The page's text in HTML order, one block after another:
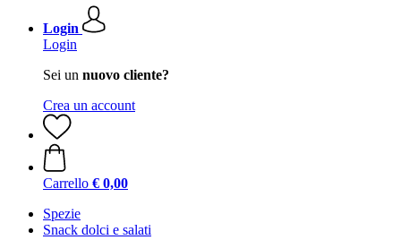
Login
Login
Sei un nuovo cliente?
Crea un account
Carrello € 0,00
Spezie
Snack dolci e salati